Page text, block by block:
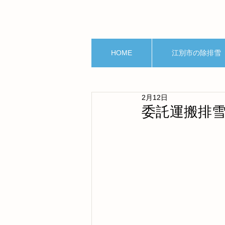
委託運搬排
2月12日
HOME 江別市の除排雪